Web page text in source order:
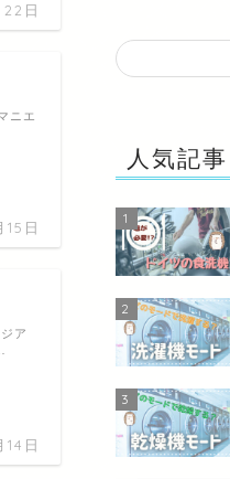
日
日
ニエ
日
ア
人気記事
1
2
3